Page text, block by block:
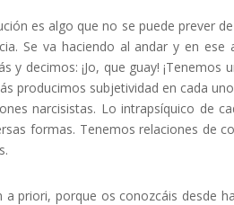
es algo que no se puede prever
Se va haciendo al andar y en
y decimos: ¡Jo, que guay!
producimos subjetividad en cada
narcisistas. Lo intrapsíquico de
formas. Tenemos relaciones de
a priori, porque os conozcáis desde